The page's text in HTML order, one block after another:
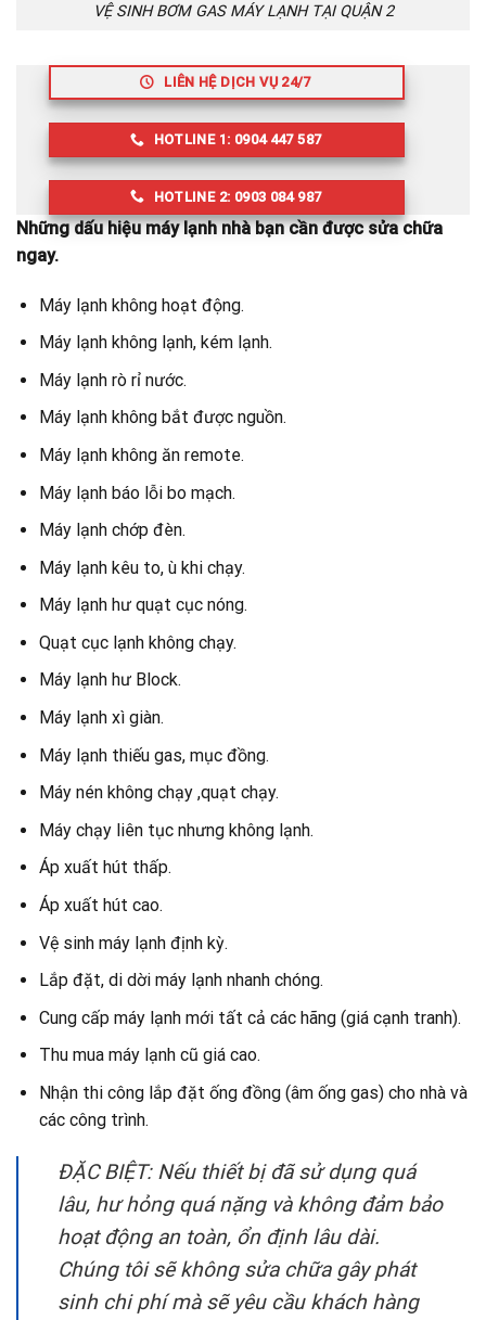
VỆ SINH BƠM GAS MÁY LẠNH TẠI QUẬN 2
LIÊN HỆ DỊCH VỤ 24/7
HOTLINE 1: 0904 447 587
HOTLINE 2: 0903 084 987
Những dấu hiệu máy lạnh nhà bạn cần được sửa chữa
ngay.
Máy lạnh không hoạt động.
Máy lạnh không lạnh, kém lạnh.
Máy lạnh rò rỉ nước.
Máy lạnh không bắt được nguồn.
Máy lạnh không ăn remote.
Máy lạnh báo lỗi bo mạch.
Máy lạnh chớp đèn.
Máy lạnh kêu to, ù khi chạy.
Máy lạnh hư quạt cục nóng.
Quạt cục lạnh không chạy.
Máy lạnh hư Block.
Máy lạnh xì giàn.
Máy lạnh thiếu gas, mục đồng.
Máy nén không chạy ,quạt chạy.
Máy chạy liên tục nhưng không lạnh.
Áp xuất hút thấp.
Áp xuất hút cao.
Vệ sinh máy lạnh định kỳ.
Lắp đặt, di dời máy lạnh nhanh chóng.
Cung cấp máy lạnh mới tất cả các hãng (giá cạnh tranh).
Thu mua máy lạnh cũ giá cao.
Nhận thi công lắp đặt ống đồng (âm ống gas) cho nhà và
các công trình.
ĐẶC BIỆT: Nếu thiết bị đã sử dụng quá
lâu, hư hỏng quá nặng và không đảm bảo
hoạt động an toàn, ổn định lâu dài.
Chúng tôi sẽ không sửa chữa gây phát
sinh chi phí mà sẽ yêu cầu khách hàng